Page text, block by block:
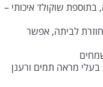
שוקולד איכותי –
לביתה, אפשר
מראה תמים ורענן